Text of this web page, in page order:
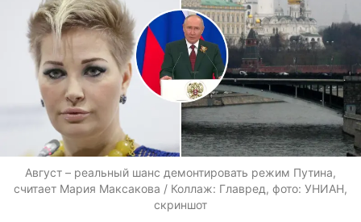
Август – реальный шанс демонтировать режим Путина,
считает Мария Максакова / Коллаж: Главред, фото: УНИАН,
скриншот